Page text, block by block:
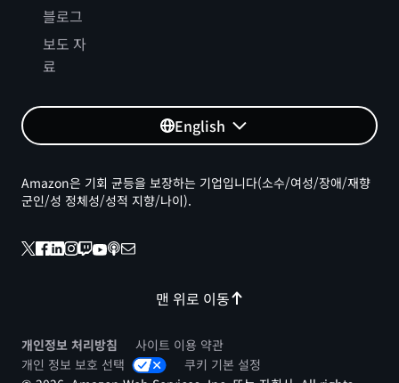
블로그
보도 자
료
English
맨 위로 이동
Amazon은 기회 균등을 보장하는 기업입니다(소수/여성/장애/재향
군인/성 정체성/성적 지향/나이).
개인정보 처리방침
사이트 이용 약관
개인 정보 보호 선택
쿠키 기본 설정